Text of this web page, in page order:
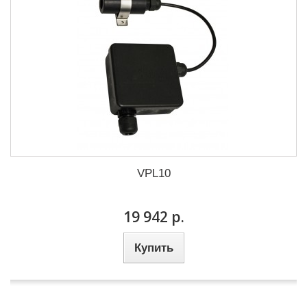
VPL10
19 942 р.
Купить